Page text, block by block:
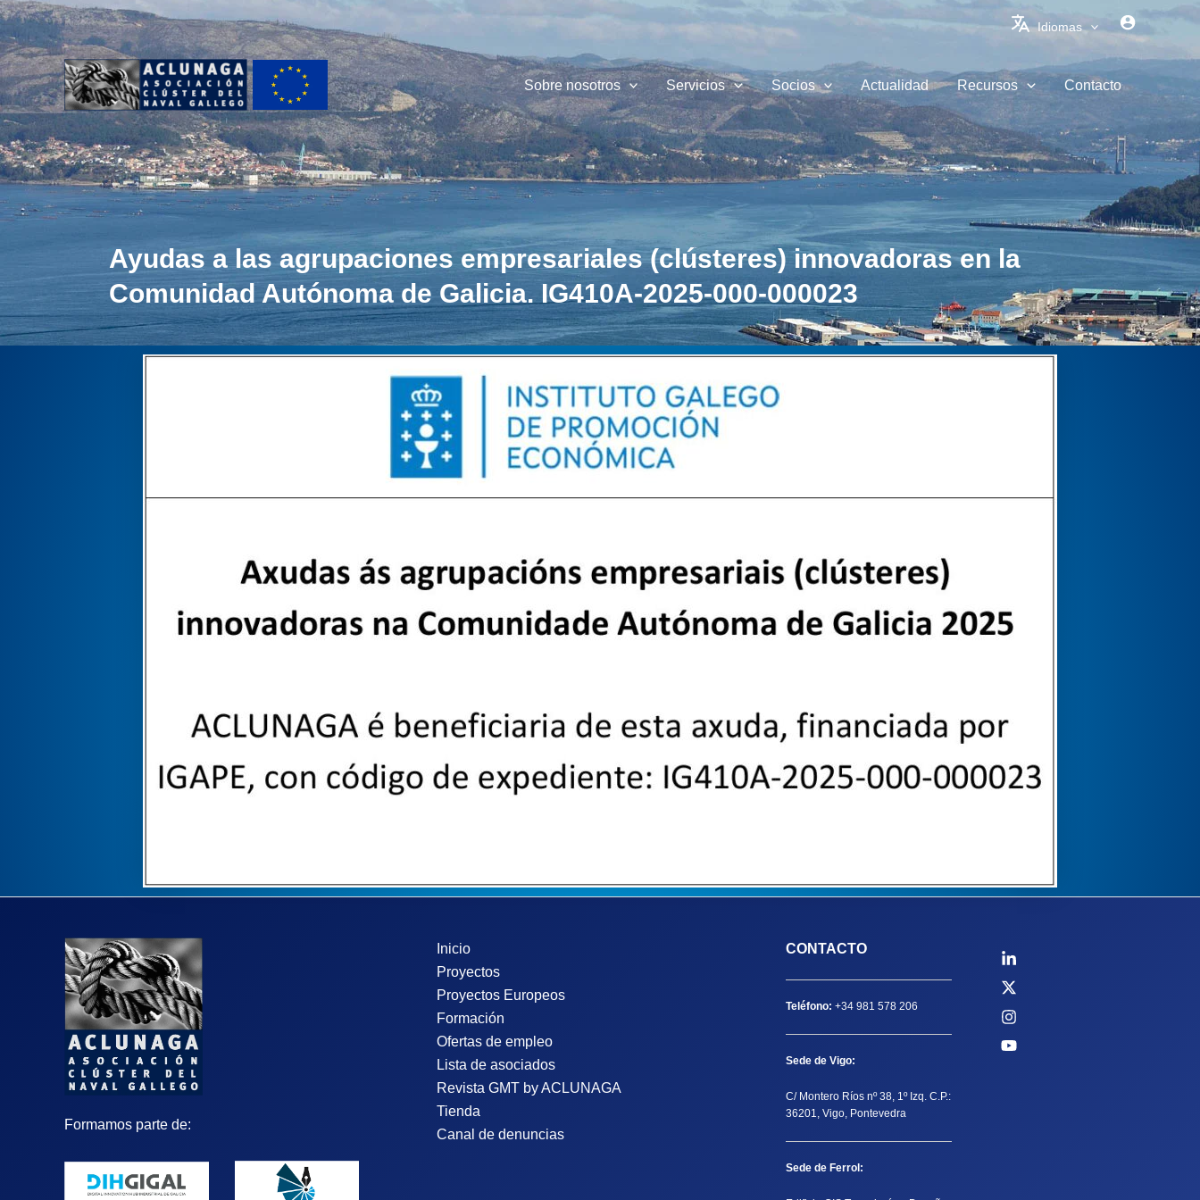
Ir
al
contenido
Idiomas
Sobre nosotros Servicios Socios Actualidad Recursos Contacto
Ayudas a las agrupaciones empresariales (clústeres) innovadoras en la
Comunidad Autónoma de Galicia. IG410A-2025-000-000023
Formamos parte de:
Inicio
Proyectos
Proyectos Europeos
Formación
Ofertas de empleo
Lista de asociados
Revista GMT by ACLUNAGA
Tienda
Canal de denuncias
CONTACTO
Teléfono: +34 981 578 206
Sede de Vigo:
C/ Montero Ríos nº 38, 1º Izq. C.P.:
36201, Vigo, Pontevedra
Sede de Ferrol: